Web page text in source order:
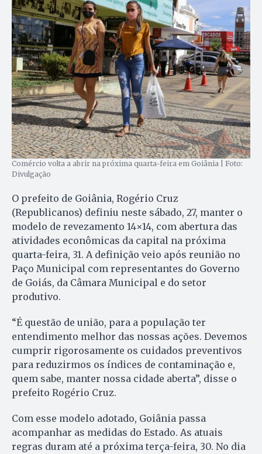
Comércio volta a abrir na próxima quarta-feira em Goiânia | Foto:
Divulgação
O prefeito de Goiânia, Rogério Cruz
(Republicanos) definiu neste sábado, 27, manter o
modelo de revezamento 14×14, com abertura das
atividades econômicas da capital na próxima
quarta-feira, 31. A definição veio após reunião no
Paço Municipal com representantes do Governo
de Goiás, da Câmara Municipal e do setor
produtivo.
“É questão de união, para a população ter
entendimento melhor das nossas ações. Devemos
cumprir rigorosamente os cuidados preventivos
para reduzirmos os índices de contaminação e,
quem sabe, manter nossa cidade aberta”, disse o
prefeito Rogério Cruz.
Com esse modelo adotado, Goiânia passa
acompanhar as medidas do Estado. As atuais
regras duram até a próxima terça-feira, 30. No dia